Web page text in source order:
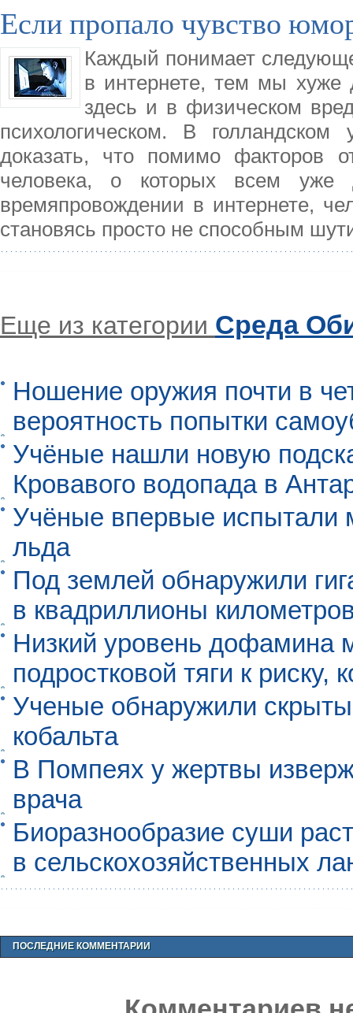
Если пропало чувство
Каждый понимает
в интернете, тем мы хуже
здесь и в физическом
психологическом. В голландском
доказать, что помимо факторов
человека, о которых всем уже
времяпровождении в интернете,
становясь просто не способным
Еще из категории Среда
Ношение оружия почти в
вероятность попытки
Учёные нашли новую
Кровавого водопада в
Учёные впервые испытали
льда
Под землей обнаружили
в квадриллионы
Низкий уровень дофамина
подростковой тяги к риску,
Ученые обнаружили
кобальта
В Помпеях у жертвы
врача
Биоразнообразие суши
в сельскохозяйственных
ПОСЛЕДНИЕ КОММЕНТАРИИ